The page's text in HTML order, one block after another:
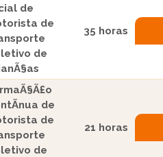
de
de
de
35 horas
de
de
de
21 horas